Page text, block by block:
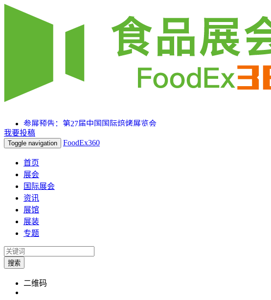
参展预告：第27届中国国际焙烤展览会
参展预告：SIAL 西雅国际食品和饮料展览会（上海）
参展预告：2025HOTELEX上海国际酒店及餐饮业博览会
我要投稿
Toggle navigation FoodEx360
首页
展会
国际展会
资讯
展馆
展装
专题
搜索
二维码